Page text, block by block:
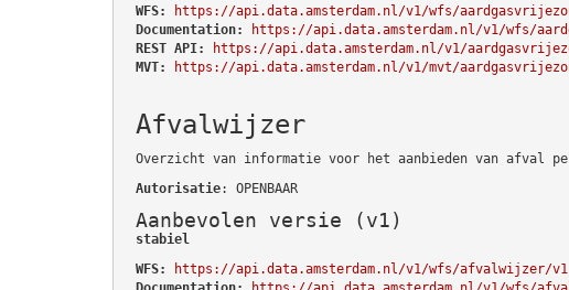
WFS:
https://api.data.amsterdam.nl/v1/wfs/
Documentation:
https://api.data.amsterdam.nl/v1/wfs/
REST API:
https://api.data.amsterdam.nl/v1/
MVT:
https://api.data.amsterdam.nl/v1/mvt/
Afvalwijzer
Overzicht van informatie voor het aanbieden van afval
Autorisatie: OPENBAAR
Aanbevolen versie (v1)
stabiel
WFS:
https://api.data.amsterdam.nl/v1/wfs/afvalwijzer/v1